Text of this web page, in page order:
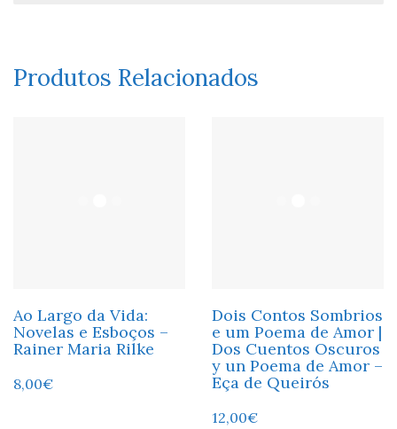
Produtos Relacionados
Ao Largo da Vida:
Novelas e Esboços –
Rainer Maria Rilke
8,00€
Dois Contos Sombrios
e um Poema de Amor |
Dos Cuentos Oscuros
y un Poema de Amor –
Eça de Queirós
12,00€